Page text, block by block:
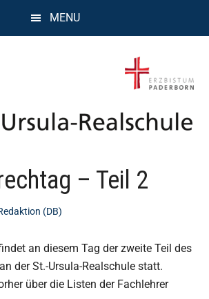
MENU
– Teil 2
(DB)
an diesem Tag der zweite Teil des
der St.-Ursula-Realschule statt.
über die Listen der Fachlehrer